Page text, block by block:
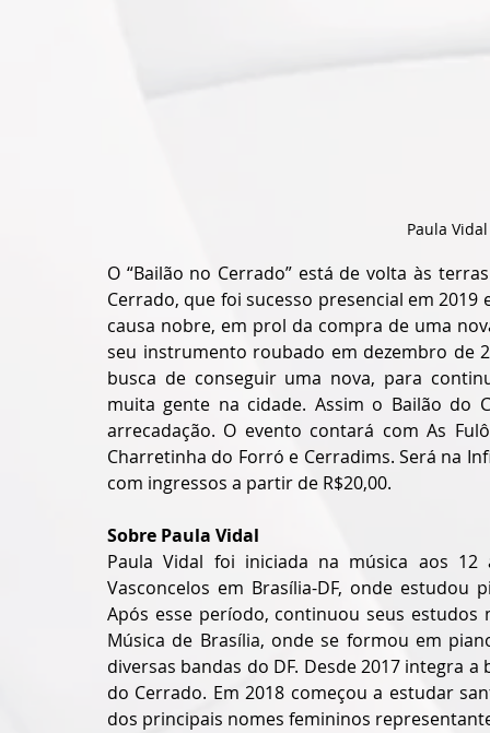
Paula
O “Bailão no Cerrado” está de volta às
Cerrado, que foi sucesso presencial em 2019
causa nobre, em prol da compra de uma
seu instrumento roubado em dezembro de
busca de conseguir uma nova, para
muita gente na cidade. Assim o Bailão do
arrecadação. O evento contará com As
Charretinha do Forró e Cerradims. Será na
com ingressos a partir de R$20,00.
Sobre Paula Vidal
Paula Vidal foi iniciada na música aos
Vasconcelos em Brasília-DF, onde
Após esse período, continuou seus estudos
Música de Brasília, onde se formou em
diversas bandas do DF. Desde 2017 integra
do Cerrado. Em 2018 começou a estudar
dos principais nomes femininos